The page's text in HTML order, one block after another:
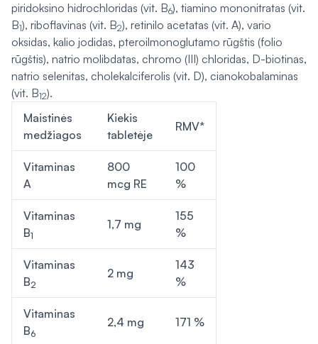
piridoksino hidrochloridas (vit. B6), tiamino mononitratas (vit.
B1), riboflavinas (vit. B2), retinilo acetatas (vit. A), vario
oksidas, kalio jodidas, pteroilmonoglutamo rūgštis (folio
rūgštis), natrio molibdatas, chromo (III) chloridas, D-biotinas,
natrio selenitas, cholekalciferolis (vit. D), cianokobalaminas
(vit. B12).
Maistinės
medžiagos
Kiekis
tabletėje
RMV*
Vitaminas
A
800
mcg RE
100
%
Vitaminas
B1
1,7 mg
155
%
Vitaminas
B2
2 mg
143
%
Vitaminas
B6
2,4 mg 171 %